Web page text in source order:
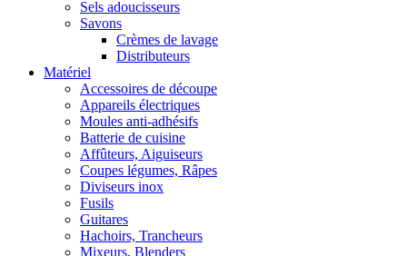
Sels adoucisseurs
Savons
Crèmes de lavage
Distributeurs
Matériel
Accessoires de découpe
Appareils électriques
Moules anti-adhésifs
Batterie de cuisine
Affûteurs, Aiguiseurs
Coupes légumes, Râpes
Diviseurs inox
Fusils
Guitares
Hachoirs, Trancheurs
Mixeurs, Blenders